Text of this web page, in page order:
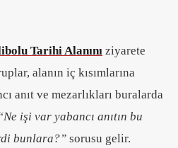
Tarihi Alanını ziyarete
alanın iç kısımlarına
anıt ve mezarlıkları buralarda
işi var yabancı anıtın bu
bunlara?” sorusu gelir.